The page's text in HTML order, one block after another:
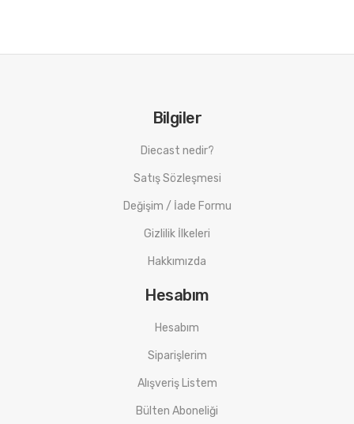
Bilgiler
Diecast nedir?
Satış Sözleşmesi
Değişim / İade Formu
Gizlilik İlkeleri
Hakkımızda
Hesabım
Hesabım
Siparişlerim
Alışveriş Listem
Bülten Aboneliği